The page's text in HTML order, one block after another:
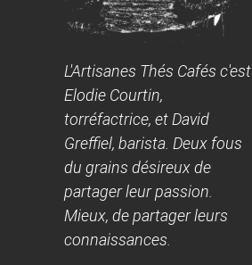
L'Artisanes Thés Cafés c'est
Elodie Courtin,
torréfactrice, et David
Greffiel, barista. Deux fous
du grains désireux de
partager leur passion.
Mieux, de partager leurs
connaissances.